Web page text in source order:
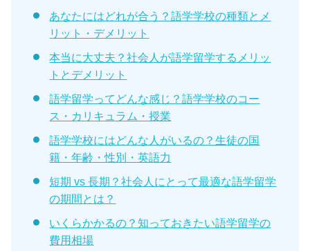
あなたにはどれが合う？語学学校の種類とメ
リット・デメリット
本当に大丈夫？社会人が語学留学するメリッ
トとデメリット
語学留学ってどんな感じ？語学学校のコー
ス・カリキュラム・授業
語学学校にはどんな人がいるの？生徒の国
籍・年齢・性別・英語力
短期 vs 長期？社会人にとって最適な語学留学
の期間とは？
いくらかかるの？知っておきたい語学留学の
費用相場